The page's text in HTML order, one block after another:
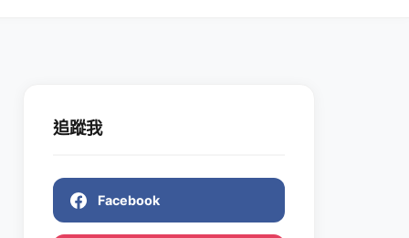
追蹤我
Facebook